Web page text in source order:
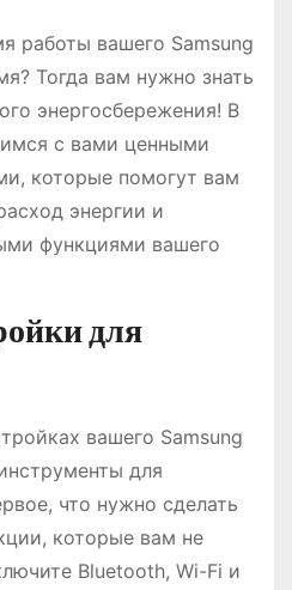
работы вашего Samsung
Тогда вам нужно знать
энергосбережения! В
с вами ценными
которые помогут вам
энергии и
функциями вашего
для
вашего Samsung
для
что нужно сделать
которые вам не
Bluetooth, Wi-Fi и